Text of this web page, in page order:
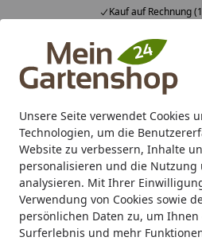
Unsere Seite verwendet Cookies
Technologien, um die
Website zu verbessern, Inhalte
personalisieren und die Nutzung
analysieren. Mit Ihrer
Verwendung von Cookies sowie
persönlichen Daten zu, um
Surferlebnis und mehr
Kauf auf Rechnung
Alle Produkte
Mein Konto
Suchen
Karibu Pools inkl. gratis
Starterset
Startseite
Freizeit Teichtechnik